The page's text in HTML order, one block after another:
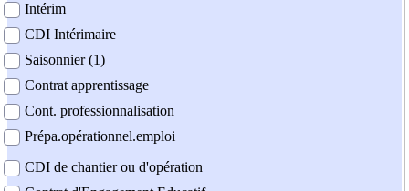
Intérim
CDI Intérimaire
Saisonnier (1)
Contrat apprentissage
Cont. professionnalisation
Prépa.opérationnel.emploi
CDI de chantier ou d'opération